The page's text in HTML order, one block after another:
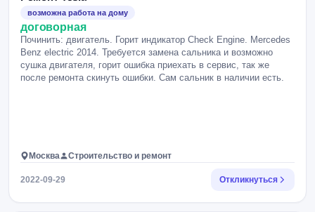
возможна работа на дому
договорная
Починить: двигатель. Горит индикатор Check Engine. Mercedes
Benz electric 2014. Требуется замена сальника и возможно
сушка двигателя, горит ошибка приехать в сервис, так же
после ремонта скинуть ошибки. Сам сальник в наличии есть.
Москва Строительство и ремонт
2022-09-29 Откликнуться